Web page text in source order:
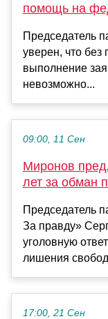
помощь на
Председатель
уверен, что без
выполнение
невозможно...
09:00, 11 Сен
Миронов
лет за обман
Председатель
За правду»
уголовную
лишения
17:00, 21 Сен